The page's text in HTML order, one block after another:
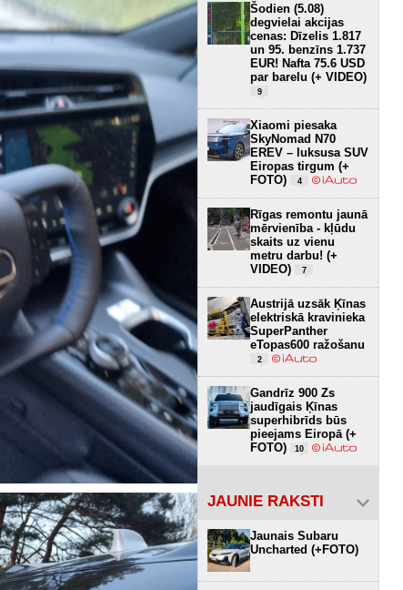
Šodien (5.08)
degvielai akcijas
cenas: Dīzelis 1.817
un 95. benzīns 1.737
EUR! Nafta 75.6 USD
par barelu (+ VIDEO)
9
Xiaomi piesaka
SkyNomad N70
EREV – luksusa SUV
Eiropas tirgum (+
FOTO)
4
Rīgas remontu jaunā
mērvienība - kļūdu
skaits uz vienu
metru darbu! (+
VIDEO)
7
Austrijā uzsāk Ķīnas
elektriskā kravinieka
SuperPanther
eTopas600 ražošanu
2
Gandrīz 900 Zs
jaudīgais Ķīnas
superhibrīds būs
pieejams Eiropā (+
FOTO)
10
JAUNIE RAKSTI
Jaunais Subaru
Uncharted (+FOTO)